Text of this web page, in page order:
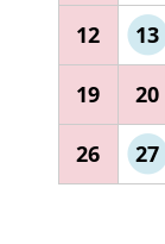
12 13
19 20
26 27